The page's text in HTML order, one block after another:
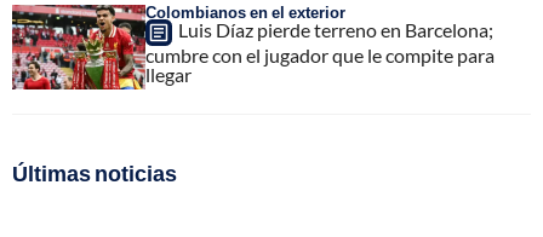
Colombianos en el exterior
Luis Díaz pierde terreno en Barcelona;
cumbre con el jugador que le compite para
llegar
Últimas noticias